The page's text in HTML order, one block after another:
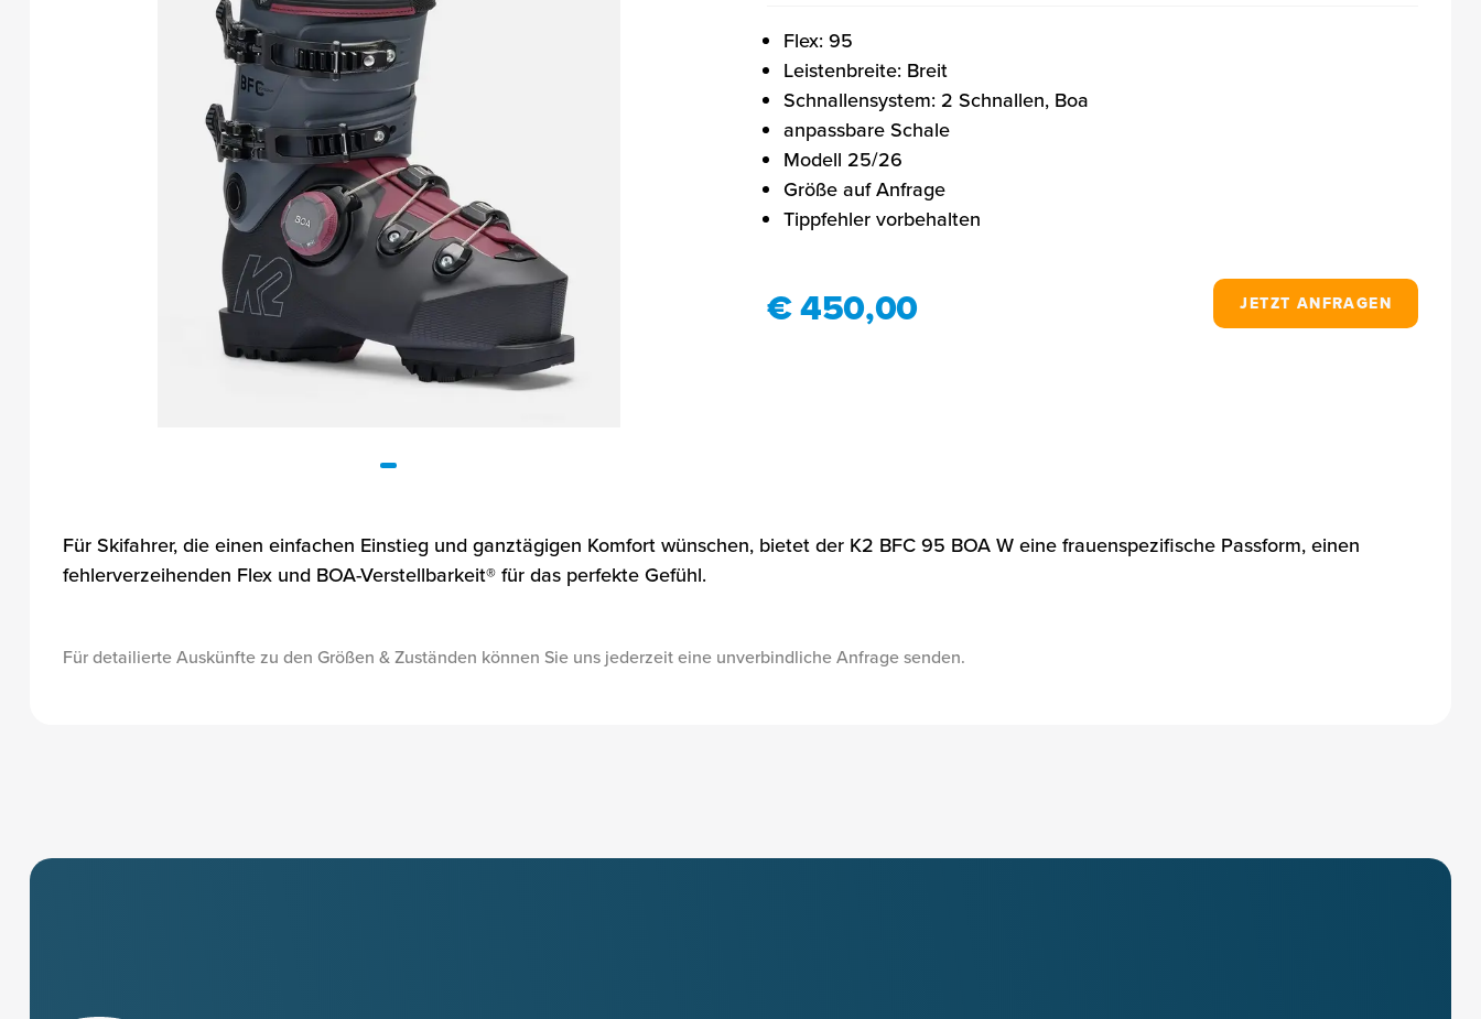
Flex: 95
Leistenbreite: Breit
Schnallensystem: 2 Schnallen, Boa
anpassbare Schale
Modell 25/26
Größe auf Anfrage
Tippfehler vorbehalten
€ 450,00 JETZT ANFRAGEN
Für Skifahrer, die einen einfachen Einstieg und ganztägigen Komfort wünschen, bietet der K2 BFC 95 BOA W eine frauenspezifische Passform, einen
fehlerverzeihenden Flex und BOA-Verstellbarkeit® für das perfekte Gefühl.
Für detailierte Auskünfte zu den Größen & Zuständen können Sie uns jederzeit eine unverbindliche Anfrage senden.